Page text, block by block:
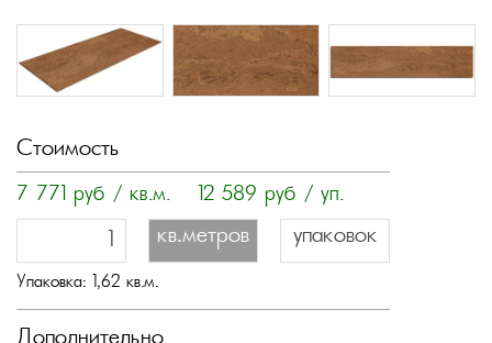
Стоимость
7 771 руб / кв.м. 12 589 руб / уп.
кв.метров упаковок
Упаковка: 1,62 кв.м.